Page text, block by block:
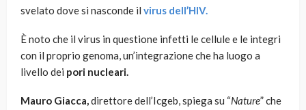
svelato dove si nasconde il virus dell’HIV.
È noto che il virus in questione infetti le cellule e le integri
con il proprio genoma, un’integrazione che ha luogo a
livello dei pori nucleari.
Mauro Giacca,direttore dell’Icgeb, spiega su “Nature” che